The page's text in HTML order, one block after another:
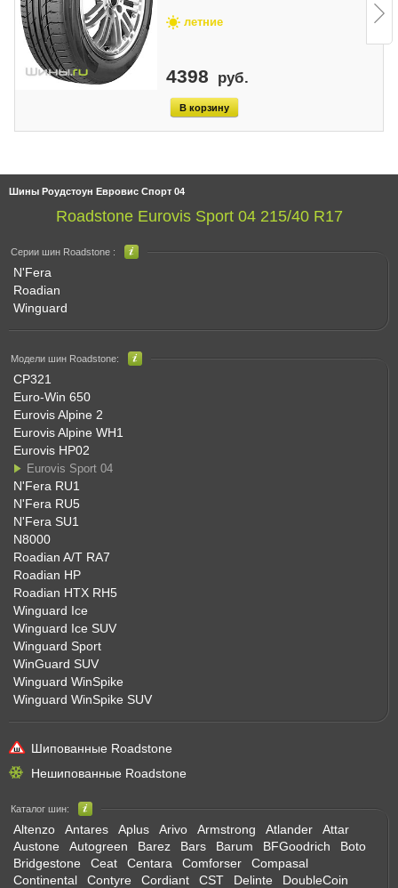
Шины Роудстоун Евровис Спорт 04
Roadstone Eurovis Sport 04 215/40 R17
Серии шин Roadstone :
N'Fera
Roadian
Winguard
Модели шин Roadstone:
CP321
Euro-Win 650
Eurovis Alpine 2
Eurovis Alpine WH1
Eurovis HP02
Eurovis Sport 04
N'Fera RU1
N'Fera RU5
N'Fera SU1
N8000
Roadian A/T RA7
Roadian HP
Roadian HTX RH5
Winguard Ice
Winguard Ice SUV
Winguard Sport
WinGuard SUV
Winguard WinSpike
Winguard WinSpike SUV
Шипованные Roadstone
Нешипованные Roadstone
Каталог шин:
Altenzo Antares Aplus Arivo Armstrong Atlander
Attar
Austone
Autogreen Barez Bars Barum BFGoodrich
Boto
Bridgestone
Ceat Centara Comforser
Compasal
Continental
Contyre Cordiant CST Delinte
DoubleCoin
летние
4398 руб.